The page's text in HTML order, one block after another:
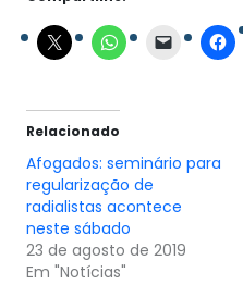
Relacionado
Afogados: seminário para
regularização de
radialistas acontece
neste sábado
23 de agosto de 2019
Em "Notícias"